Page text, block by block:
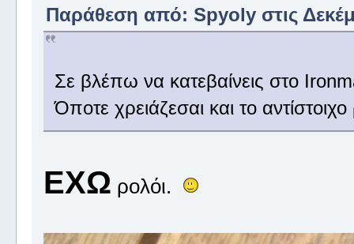
Παράθεση από: Spyoly στις
Σε βλέπω να κατεβαίνεις στο
Όποτε χρειάζεσαι και το
ΕΧΩ ρολόι.